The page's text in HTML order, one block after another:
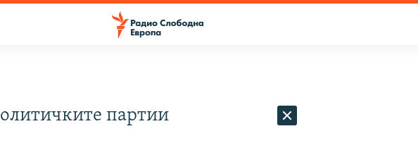
партии